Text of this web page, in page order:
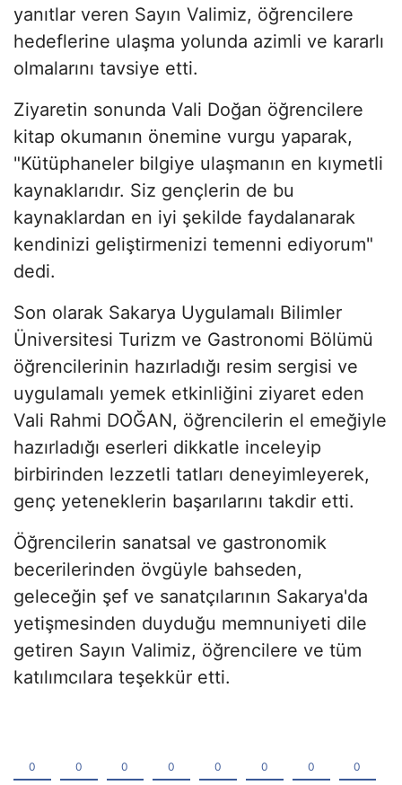
yanıtlar veren Sayın Valimiz, öğrencilere
hedeflerine ulaşma yolunda azimli ve kararlı
olmalarını tavsiye etti.
Ziyaretin sonunda Vali Doğan öğrencilere
kitap okumanın önemine vurgu yaparak,
"Kütüphaneler bilgiye ulaşmanın en kıymetli
kaynaklarıdır. Siz gençlerin de bu
kaynaklardan en iyi şekilde faydalanarak
kendinizi geliştirmenizi temenni ediyorum"
dedi.
Son olarak Sakarya Uygulamalı Bilimler
Üniversitesi Turizm ve Gastronomi Bölümü
öğrencilerinin hazırladığı resim sergisi ve
uygulamalı yemek etkinliğini ziyaret eden
Vali Rahmi DOĞAN, öğrencilerin el emeğiyle
hazırladığı eserleri dikkatle inceleyip
birbirinden lezzetli tatları deneyimleyerek,
genç yeteneklerin başarılarını takdir etti.
Öğrencilerin sanatsal ve gastronomik
becerilerinden övgüyle bahseden,
geleceğin şef ve sanatçılarının Sakarya'da
yetişmesinden duyduğu memnuniyeti dile
getiren Sayın Valimiz, öğrencilere ve tüm
katılımcılara teşekkür etti.